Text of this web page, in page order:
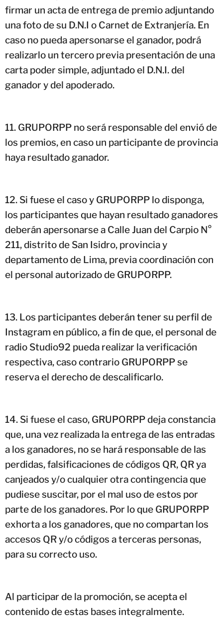
firmar un acta de entrega de premio adjuntando
una foto de su D.N.I o Carnet de Extranjería. En
caso no pueda apersonarse el ganador, podrá
realizarlo un tercero previa presentación de una
carta poder simple, adjuntado el D.N.I. del
ganador y del apoderado.
GRUPORPP no será responsable del envió de
los premios, en caso un participante de provincia
haya resultado ganador.
Si fuese el caso y GRUPORPP lo disponga,
los participantes que hayan resultado ganadores
deberán apersonarse a Calle Juan del Carpio N°
211, distrito de San Isidro, provincia y
departamento de Lima, previa coordinación con
el personal autorizado de GRUPORPP.
Los participantes deberán tener su perfil de
Instagram en público, a fin de que, el personal de
radio Studio92 pueda realizar la verificación
respectiva, caso contrario GRUPORPP se
reserva el derecho de descalificarlo.
Si fuese el caso, GRUPORPP deja constancia
que, una vez realizada la entrega de las entradas
a los ganadores, no se hará responsable de las
perdidas, falsificaciones de códigos QR, QR ya
canjeados y/o cualquier otra contingencia que
pudiese suscitar, por el mal uso de estos por
parte de los ganadores. Por lo que GRUPORPP
exhorta a los ganadores, que no compartan los
accesos QR y/o códigos a terceras personas,
para su correcto uso.
Al participar de la promoción, se acepta el
contenido de estas bases integralmente.